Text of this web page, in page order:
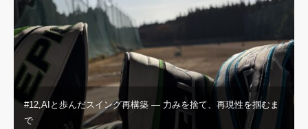
#12,AIと歩んだスイング再構築 — 力みを捨て、再現性を掴むま
で